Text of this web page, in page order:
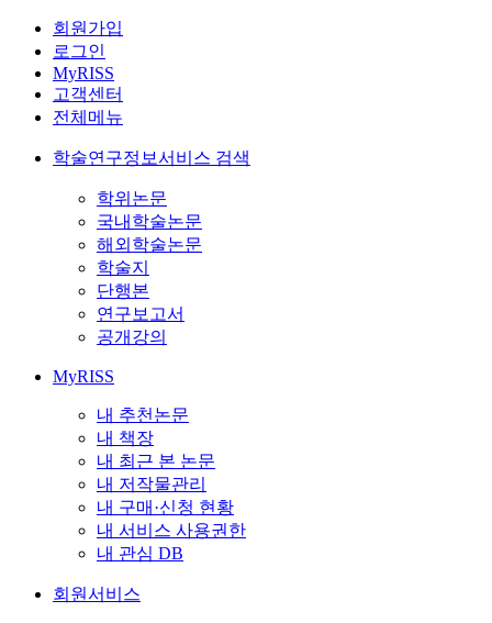
회원가입
로그인
MyRISS
고객센터
전체메뉴
학술연구정보서비스 검색
학위논문
국내학술논문
해외학술논문
학술지
단행본
연구보고서
공개강의
MyRISS
내 추천논문
내 책장
내 최근 본 논문
내 저작물관리
내 구매·신청 현황
내 서비스 사용권한
내 관심 DB
회원서비스